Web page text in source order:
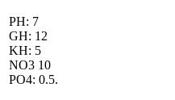
РН: 7
GH: 12
KH: 5
NO3 10
PO4: 0.5.